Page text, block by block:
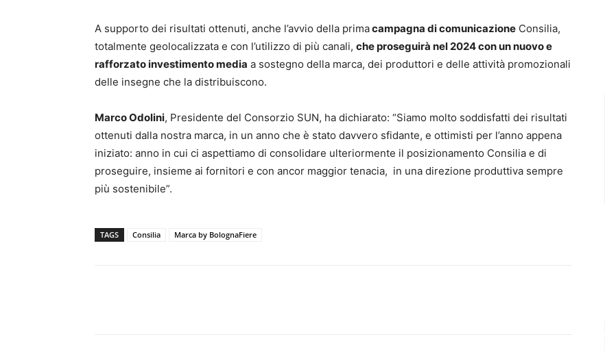
A supporto dei risultati ottenuti, anche l’avvio della primacampagna di comunicazione Consilia,
totalmente geolocalizzata e con l’utilizzo di più canali, che proseguirà nel 2024 con un nuovo e
rafforzato investimento media a sostegno della marca, dei produttori e delle attività promozionali
delle insegne che la distribuiscono.
Marco Odolini, Presidente del Consorzio SUN, ha dichiarato: “Siamo molto soddisfatti dei risultati
ottenuti dalla nostra marca, in un anno che è stato davvero sfidante, e ottimisti per l’anno appena
iniziato: anno in cui ci aspettiamo di consolidare ulteriormente il posizionamento Consilia e di
proseguire, insieme ai fornitori e con ancor maggior tenacia, in una direzione produttiva sempre
più sostenibile”.
TAGS Consilia Marca by BolognaFiere